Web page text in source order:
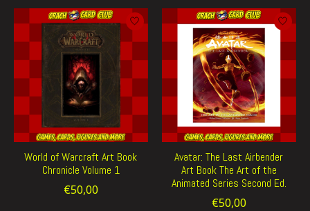
World of Warcraft Art Book
Chronicle Volume 1
€50,00
Avatar: The Last Airbender
Art Book The Art of the
Animated Series Second Ed.
€50,00